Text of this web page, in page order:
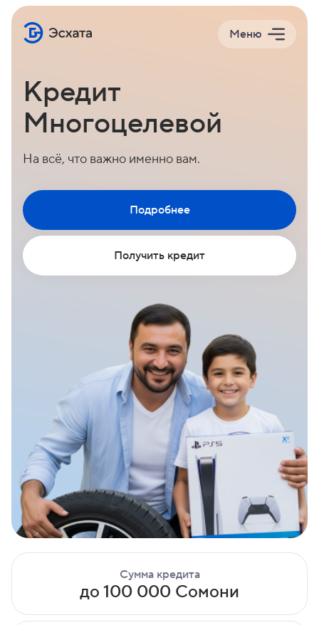
Меню
Кредит
Многоцелевой
На всё, что важно именно вам.
Получить кредит
Подробнее
Сумма кредита
до 100 000 Сомони